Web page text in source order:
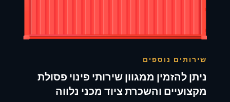
שירותים נוספים
ניתן להזמין ממגוון שירותי פינוי פסולת
מקצועיים והשכרת ציוד מכני נלווה